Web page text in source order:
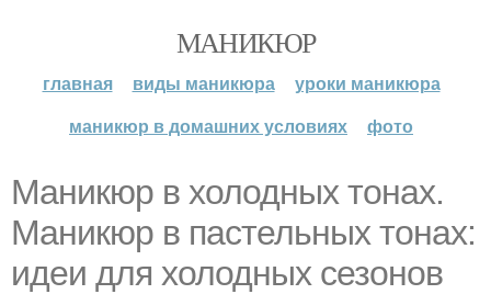
МАНИКЮР
главная виды маникюра
уроки маникюра
маникюр в домашних условиях
фото
Маникюр в холодных тонах.
Маникюр в пастельных тонах:
идеи для холодных сезонов